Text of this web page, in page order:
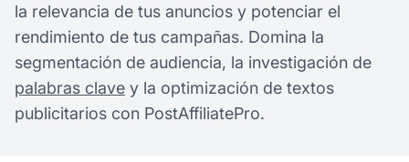
la relevancia de tus anuncios y potenciar el
rendimiento de tus campañas. Domina la
segmentación de audiencia, la investigación de
palabras clave y la optimización de textos
publicitarios con PostAffiliatePro.